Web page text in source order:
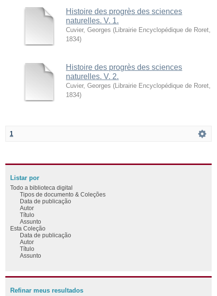
Histoire des progrès des sciences
naturelles. V. 1.
Cuvier, Georges ( Librairie Encyclopédique de Roret
1834)
Histoire des progrès des sciences
naturelles. V. 2.
Cuvier, Georges ( Librairie Encyclopédique de Roret
1834)
1
Listar por
Todo a biblioteca digital
Tipos de documento & Coleções
Data de publicação
Autor
Título
Assunto
Esta Coleção
Data de publicação
Autor
Título
Assunto
Refinar meus resultados